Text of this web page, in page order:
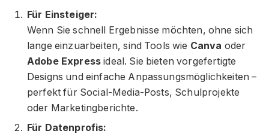
Für Einsteiger:
Wenn Sie schnell Ergebnisse möchten, ohne sich
lange einzuarbeiten, sind Tools wie Canva oder
Adobe Express ideal. Sie bieten vorgefertigte
Designs und einfache Anpassungsmöglichkeiten –
perfekt für Social-Media-Posts, Schulprojekte
oder Marketingberichte.
Für Datenprofis: